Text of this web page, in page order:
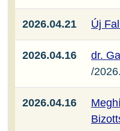
2026.04.21 Új
2026.04.16
dr.
/
2026.04.16